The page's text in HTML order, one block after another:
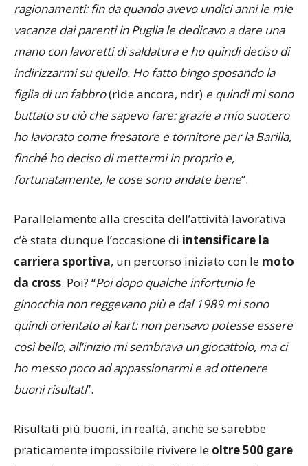
mandare avanti devi iniziare a fare determinati
ragionamenti: fin da quando avevo undici anni le mie
vacanze dai parenti in Puglia le dedicavo a dare una
mano con lavoretti di saldatura e ho quindi deciso di
indirizzarmi su quello. Ho fatto bingo sposando la
figlia di un fabbro (ride ancora, ndr)e quindi mi sono
buttato su ciò che sapevo fare: grazie a mio suocero
ho lavorato come fresatore e tornitore per la Barilla,
finché ho deciso di mettermi in proprio e,
Parallelamente alla crescita dell’attività lavorativa
c’è stata dunque l’occasione di intensificare la
carriera sportiva, un percorso iniziato con le
da cross. Poi? “Poi dopo qualche infortunio le
ginocchia non reggevano più e dal 1989 mi sono
quindi orientato al kart: non pensavo potesse essere
così bello, all’inizio mi sembrava un giocattolo, ma ci
ho messo poco ad appassionarmi e ad ottenere
Risultati più buoni, in realtà, anche se sarebbe